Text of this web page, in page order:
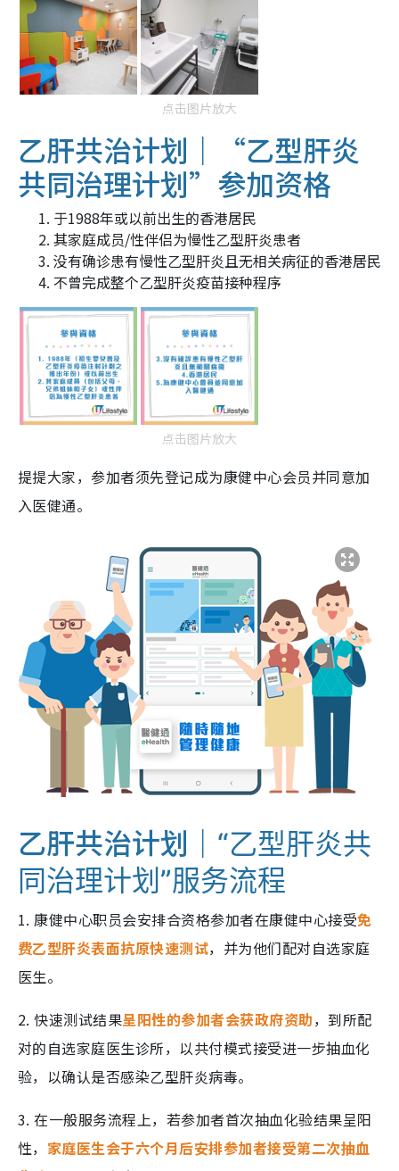
点击图片放大
乙肝共治计划｜“乙型肝炎
共同治理计划”参加资格
于1988年或以前出生的香港居民
其家庭成员/性伴侣为慢性乙型肝炎患者
没有确诊患有慢性乙型肝炎且无相关病征的香港居民
不曾完成整个乙型肝炎疫苗接种程序
点击图片放大
提提大家，参加者须先登记成为康健中心会员并同意加
入医健通。
乙肝共治计划｜ “乙型肝炎共
同治理计划”服务流程
1. 康健中心职员会安排合资格参加者在康健中心接受免
费乙型肝炎表面抗原快速测试，并为他们配对自选家庭
医生。
2. 快速测试结果呈阳性的参加者会获政府资助，到所配
对的自选家庭医生诊所，以共付模式接受进一步抽血化
验，以确认是否感染乙型肝炎病毒。
3. 在一般服务流程上，若参加者首次抽血化验结果呈阳
性， 家庭医生会于六个月后安排参加者接受第二次抽血